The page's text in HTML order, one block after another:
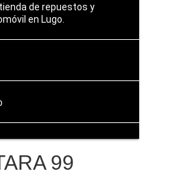
de repuestos y
en Lugo.
99